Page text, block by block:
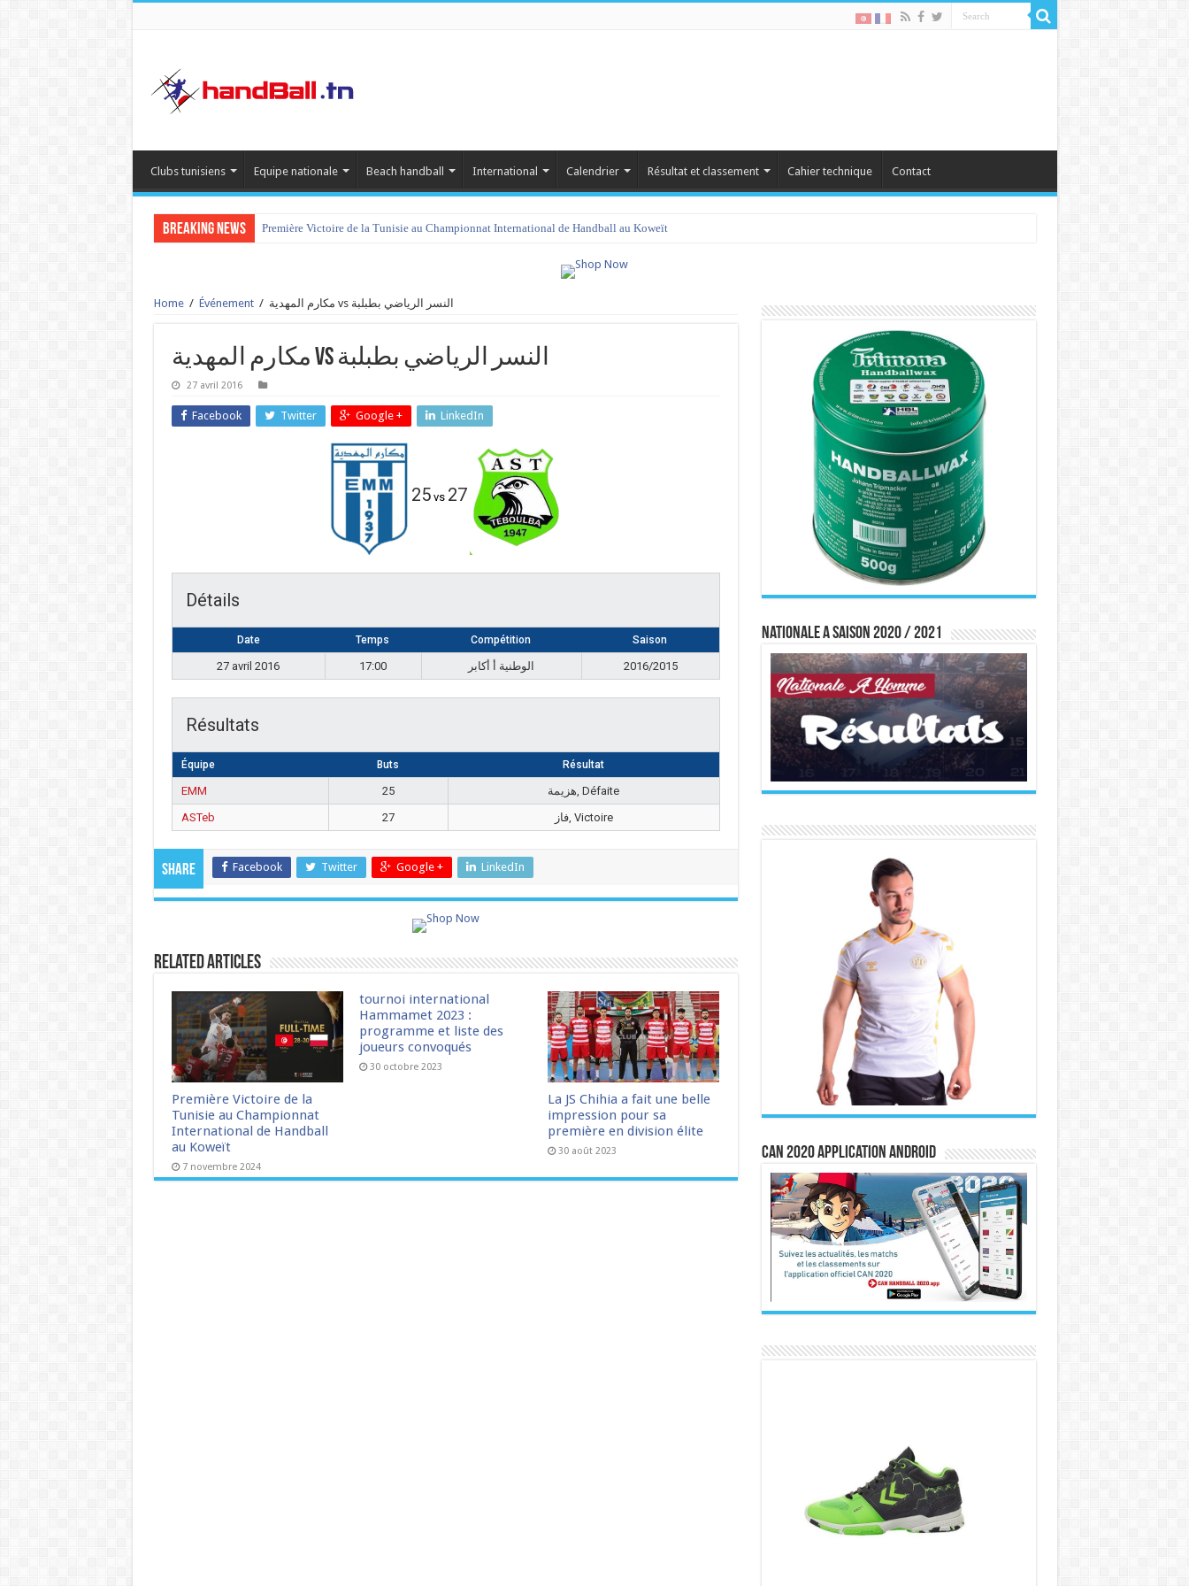
Clubs tunisiens Equipe nationale Beach handball International Calendrier Résultat et classement Cahier technique Contact
Breaking News Première Victoire de la Tunisie au Championnat International de Handball au Koweït
Home / Événement / مكارم المهدية vs النسر الرياضي بطبلبة
مكارم المهدية vs النسر الرياضي بطبلبة
27 avril 2016
Facebook Twitter Google + LinkedIn
25 vs 27
Détails
Date Temps Compétition Saison
27 avril 2016 17:00 الوطنية أ أكابر 2016/2015
Résultats
Équipe Buts Résultat
EMM 25
هزيمة, Défaite
ASTeb
27 فاز, Victoire
Share Facebook Twitter Google + LinkedIn
Related Articles
Première Victoire de la
Tunisie au Championnat
International de Handball
au Koweït
7 novembre 2024
tournoi international
Hammamet 2023 :
programme et liste des
joueurs convoqués
30 octobre 2023
La JS Chihia a fait une belle
impression pour sa
première en division élite
30 août 2023
Nationale A saison 2020 / 2021
CAN 2020 Application Android